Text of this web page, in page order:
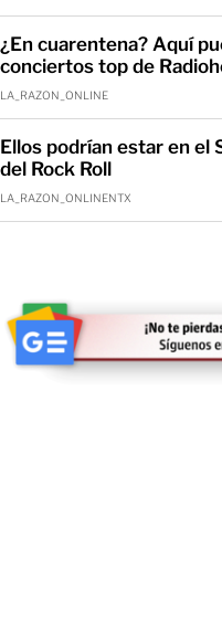
¿En cuarentena? Aquí
conciertos top de
LA_RAZON_ONLINE
Ellos podrían estar en el
del Rock Roll
LA_RAZON_ONLINENTX